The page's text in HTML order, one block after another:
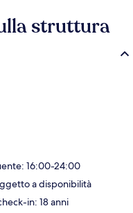
struttura
16:00-24:00
a disponibilità
in: 18 anni